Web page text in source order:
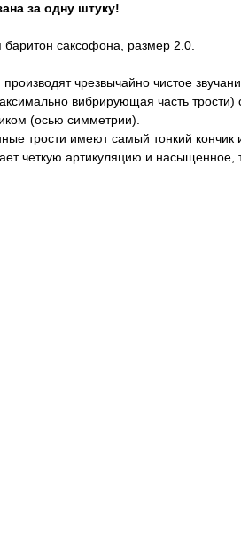
за одну штуку!
баритон саксофона, размер 2.0.
производят чрезвычайно чистое
вибрирующая часть
(осью симметрии).
трости имеют самый тонкий кончик
четкую артикуляцию и насыщенное,